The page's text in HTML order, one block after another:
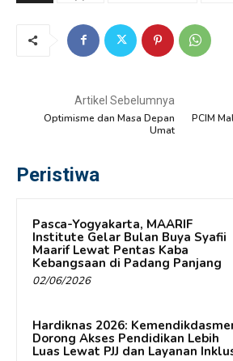
Artikel Sebelumnya
Optimisme dan Masa Depan
Umat
PCIM
Peristiwa
Pasca-Yogyakarta, MAARIF
Institute Gelar Bulan Buya Syafii
Maarif Lewat Pentas Kaba
Kebangsaan di Padang Panjang
02/06/2026
Hardiknas 2026:
Dorong Akses Pendidikan Lebih
Luas Lewat PJJ dan Layanan